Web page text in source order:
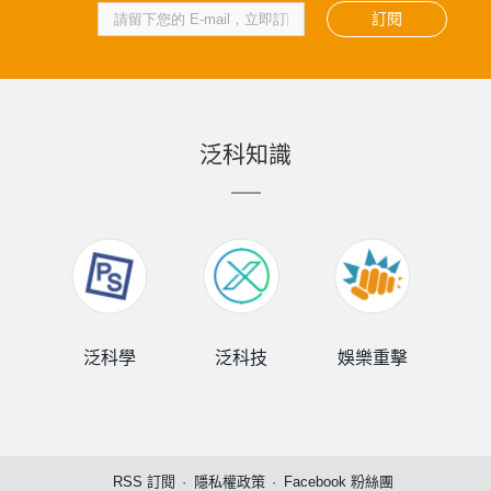
訂閱
泛科知識
泛科學 泛科技 娛樂重擊
RSS 訂閱 隱私權政策 Facebook 粉絲團